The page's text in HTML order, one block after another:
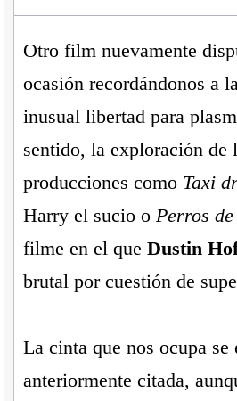
Otro film nuevamente
ocasión recordándonos a
inusual libertad para
sentido, la exploración
producciones como Taxi
Harry el sucio o Perros
filme en el que Dustin
brutal por cuestión de
La cinta que nos ocupa
anteriormente citada,